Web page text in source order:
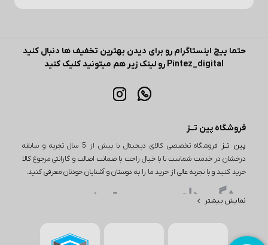
حتما پیج اینستاگرام رو برای دیدن بهترین تخفیف ها دنبال کنید
Pintez_digital رو لینک زیر هم میتونید کلیک کنید
فروشگاه پین تــز
پین تــز
فروشگاه تخصصی کالای دیجیتال با بیش از 5 سال تجربه و سابقه
درخشان در خدمت شماست تا با خیال راحت با ضمانت اصالت و گارانتی مرجوع کالا
خرید کنید و با تجربه عالی از خرید ما را به دوستان و آشنایان خودتان معرفی کنید.
ویژگی های مهم پین تـــز
نمایش بیشتر